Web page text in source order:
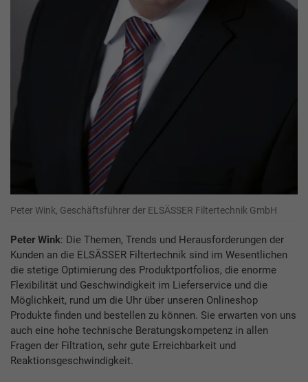
Peter Wink, Geschäftsführer der ELSÄSSER Filtertechnik GmbH
Peter Wink: Die Themen, Trends und Herausforderungen der
Kunden an die ELSÄSSER Filtertechnik sind im Wesentlichen
die stetige Optimierung des Produktportfolios, die enorme
Flexibilität und Geschwindigkeit im Lieferservice und die
Möglichkeit, rund um die Uhr über unseren Onlineshop
Produkte finden und bestellen zu können. Sie erwarten von uns
auch eine hohe technische Beratungskompetenz in allen
Fragen der Filtration, sehr gute Erreichbarkeit und
Reaktionsgeschwindigkeit.